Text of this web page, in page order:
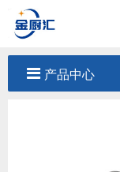
产品中心